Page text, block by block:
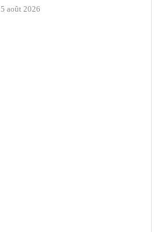
5 août 2026